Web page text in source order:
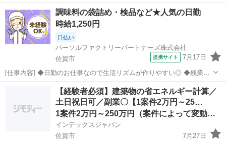
調味料の袋詰め・検品など★人気の日勤
時給1,250円
日払い
パーソルファクトリーパートナーズ株式会社
佐賀市
提携サイト 7月17日
[仕事内容] ◆日勤のお仕事なので生活リズムが作りやすい◎ ◆残業な
しでプライベートの時間も確保◎ ◆4勤2休でメリハリのある働き方が
量を計る ・機...
仕分け
【経験者必須】建築物の省エネルギー計算／
土日祝日可／副業〇【1案件2万円～25…
1案件2万円～250万円（案件によって変動します）
インデックスジャパン
佐賀市
7月27日